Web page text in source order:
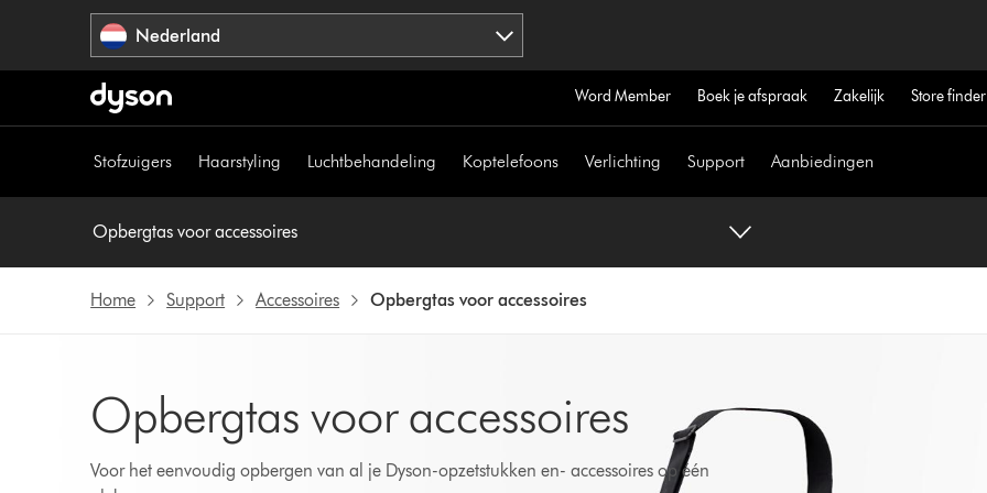
Nederland
Word Member Boek je afspraak Zakelijk Store finder
Stofzuigers Haarstyling Luchtbehandeling Koptelefoons Verlichting Support Aanbiedingen
Opbergtas voor accessoires
Home Support Accessoires Opbergtas voor accessoires
Opbergtas voor accessoires
Voor het eenvoudig opbergen van al je Dyson-opzetstukken en- accessoires op één